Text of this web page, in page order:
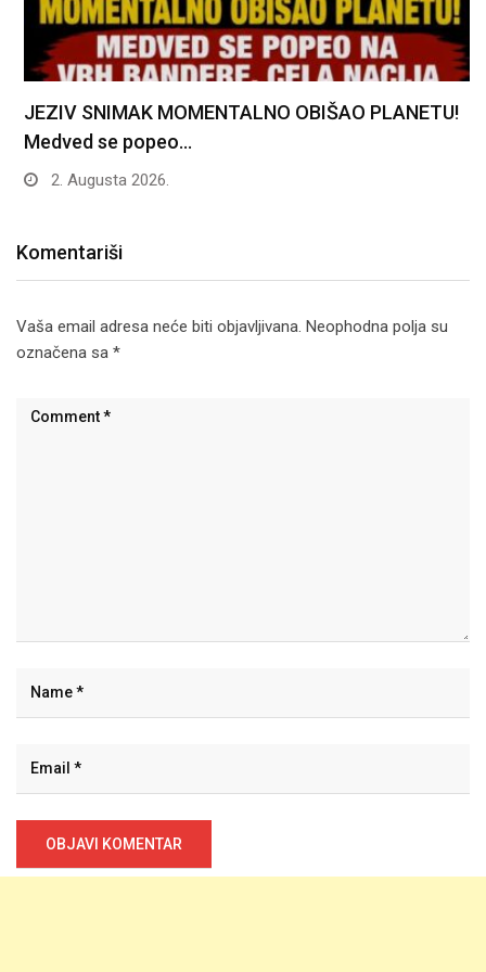
JEZIV SNIMAK MOMENTALNO OBIŠAO PLANETU!
Medved se popeo…
2. Augusta 2026.
Komentariši
Vaša email adresa neće biti objavljivana. Neophodna polja su
označena sa *